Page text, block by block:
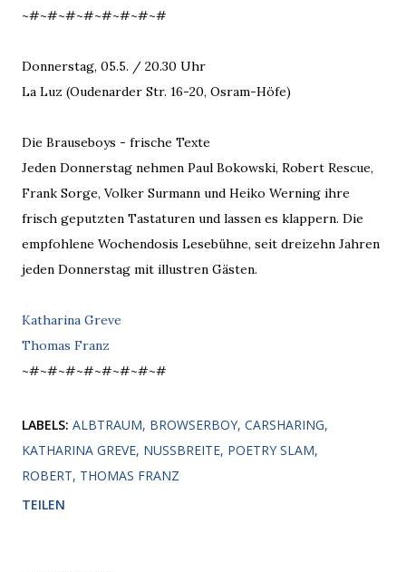
~#~#~#~#~#~#~#~#
Donnerstag, 05.5. / 20.30 Uhr
La Luz (Oudenarder Str. 16-20, Osram-Höfe)
Die Brauseboys - frische Texte
Jeden Donnerstag nehmen Paul Bokowski, Robert Rescue,
Frank Sorge, Volker Surmann und Heiko Werning ihre
frisch geputzten Tastaturen und lassen es klappern. Die
empfohlene Wochendosis Lesebühne, seit dreizehn Jahren
jeden Donnerstag mit illustren Gästen.
Katharina Greve
Thomas Franz
~#~#~#~#~#~#~#~#
LABELS: ALBTRAUM BROWSERBOY CARSHARING
KATHARINA GREVE NUSSBREITE POETRY SLAM
ROBERT THOMAS FRANZ
TEILEN